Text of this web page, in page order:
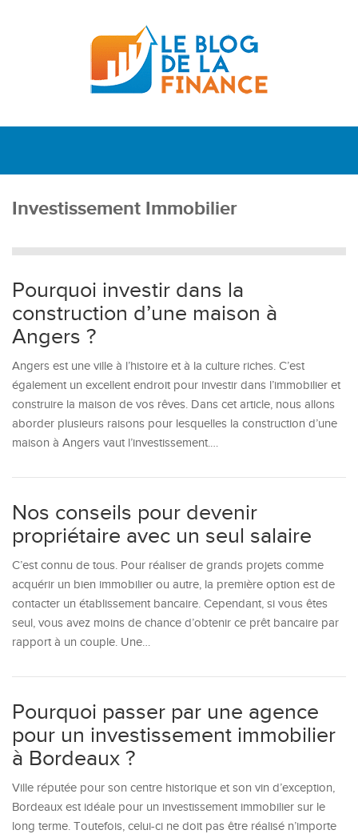
Investissement Immobilier
Pourquoi investir dans la
construction d’une maison à
Angers ?
Angers est une ville à l’histoire et à la culture riches. C’est
également un excellent endroit pour investir dans l’immobilier et
construire la maison de vos rêves. Dans cet article, nous allons
aborder plusieurs raisons pour lesquelles la construction d’une
maison à Angers vaut l’investissement.…
Nos conseils pour devenir
propriétaire avec un seul salaire
C’est connu de tous. Pour réaliser de grands projets comme
acquérir un bien immobilier ou autre, la première option est de
contacter un établissement bancaire. Cependant, si vous êtes
seul, vous avez moins de chance d’obtenir ce prêt bancaire par
rapport à un couple. Une…
Pourquoi passer par une agence
pour un investissement immobilier
à Bordeaux ?
Ville réputée pour son centre historique et son vin d’exception,
Bordeaux est idéale pour un investissement immobilier sur le
long terme. Toutefois, celui-ci ne doit pas être réalisé n’importe